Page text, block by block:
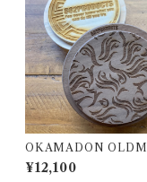
OKAMADON
TAIN ×
alnut 炎
¥12,100